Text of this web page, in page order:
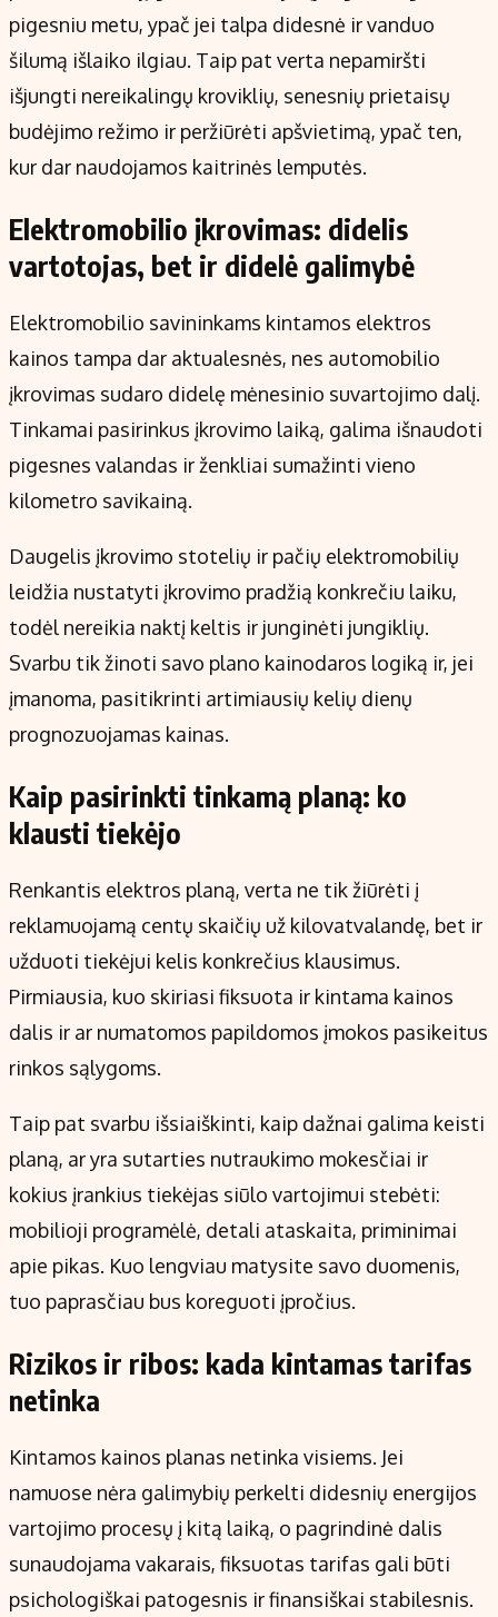
pigesniu metu, ypač jei talpa didesnė ir vanduo
šilumą išlaiko ilgiau. Taip pat verta nepamiršti
išjungti nereikalingų kroviklių, senesnių prietaisų
budėjimo režimo ir peržiūrėti apšvietimą, ypač ten,
kur dar naudojamos kaitrinės lemputės.
Elektromobilio įkrovimas: didelis
vartotojas, bet ir didelė galimybė
Elektromobilio savininkams kintamos elektros
kainos tampa dar aktualesnės, nes automobilio
įkrovimas sudaro didelę mėnesinio suvartojimo dalį.
Tinkamai pasirinkus įkrovimo laiką, galima išnaudoti
pigesnes valandas ir ženkliai sumažinti vieno
kilometro savikainą.
Daugelis įkrovimo stotelių ir pačių elektromobilių
leidžia nustatyti įkrovimo pradžią konkrečiu laiku,
todėl nereikia naktį keltis ir junginėti jungiklių.
Svarbu tik žinoti savo plano kainodaros logiką ir, jei
įmanoma, pasitikrinti artimiausių kelių dienų
prognozuojamas kainas.
Kaip pasirinkti tinkamą planą: ko
klausti tiekėjo
Renkantis elektros planą, verta ne tik žiūrėti į
reklamuojamą centų skaičių už kilovatvalandę, bet ir
užduoti tiekėjui kelis konkrečius klausimus.
Pirmiausia, kuo skiriasi fiksuota ir kintama kainos
dalis ir ar numatomos papildomos įmokos pasikeitus
rinkos sąlygoms.
Taip pat svarbu išsiaiškinti, kaip dažnai galima keisti
planą, ar yra sutarties nutraukimo mokesčiai ir
kokius įrankius tiekėjas siūlo vartojimui stebėti:
mobilioji programėlė, detali ataskaita, priminimai
apie pikas. Kuo lengviau matysite savo duomenis,
tuo paprasčiau bus koreguoti įpročius.
Rizikos ir ribos: kada kintamas tarifas
netinka
Kintamos kainos planas netinka visiems. Jei
namuose nėra galimybių perkelti didesnių energijos
vartojimo procesų į kitą laiką, o pagrindinė dalis
sunaudojama vakarais, fiksuotas tarifas gali būti
psichologiškai patogesnis ir finansiškai stabilesnis.